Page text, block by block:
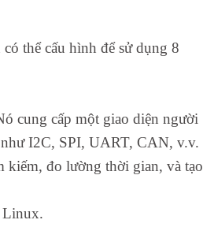
thể cấu hình để sử dụng 8
cung cấp một giao diện người
I2C, SPI, UART, CAN, v.v.
kiếm, đo lường thời gian, và tạo
Linux.